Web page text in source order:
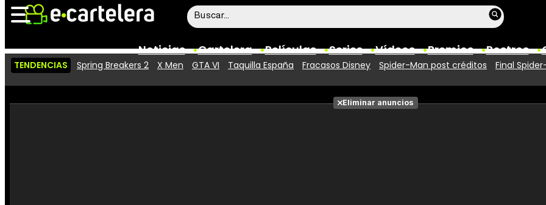
Noticias Cartelera Películas Series Vídeos Premios Rostros
Vídeos
Taquilla
Fotos
TENDENCIAS Spring Breakers 2 X Men GTA VI Taquilla España Fracasos Disney Spider-Man post créditos Final
Eliminar anuncios